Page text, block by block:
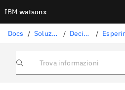
IBM watsonx
Docs / Soluzioni di data science / Decision Optimization /
Trova informazioni